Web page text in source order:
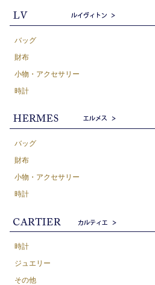
バッグ
財布
小物・アクセサリー
時計
バッグ
財布
小物・アクセサリー
時計
時計
ジュエリー
その他